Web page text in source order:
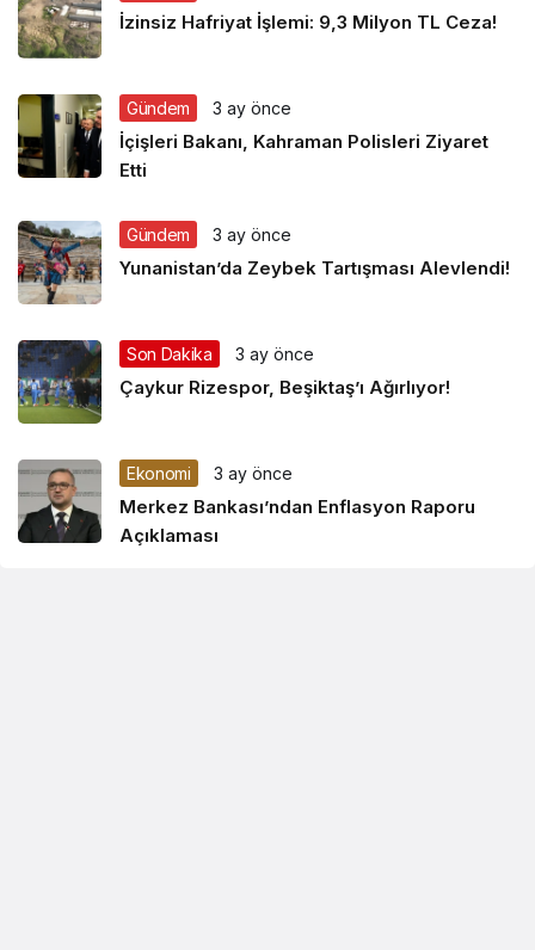
İzinsiz Hafriyat İşlemi: 9,3 Milyon TL Ceza!
Gündem 3 ay önce
İçişleri Bakanı, Kahraman Polisleri Ziyaret
Etti
Gündem 3 ay önce
Yunanistan’da Zeybek Tartışması Alevlendi!
Son Dakika 3 ay önce
Çaykur Rizespor, Beşiktaş’ı Ağırlıyor!
Ekonomi 3 ay önce
Merkez Bankası’ndan Enflasyon Raporu
Açıklaması